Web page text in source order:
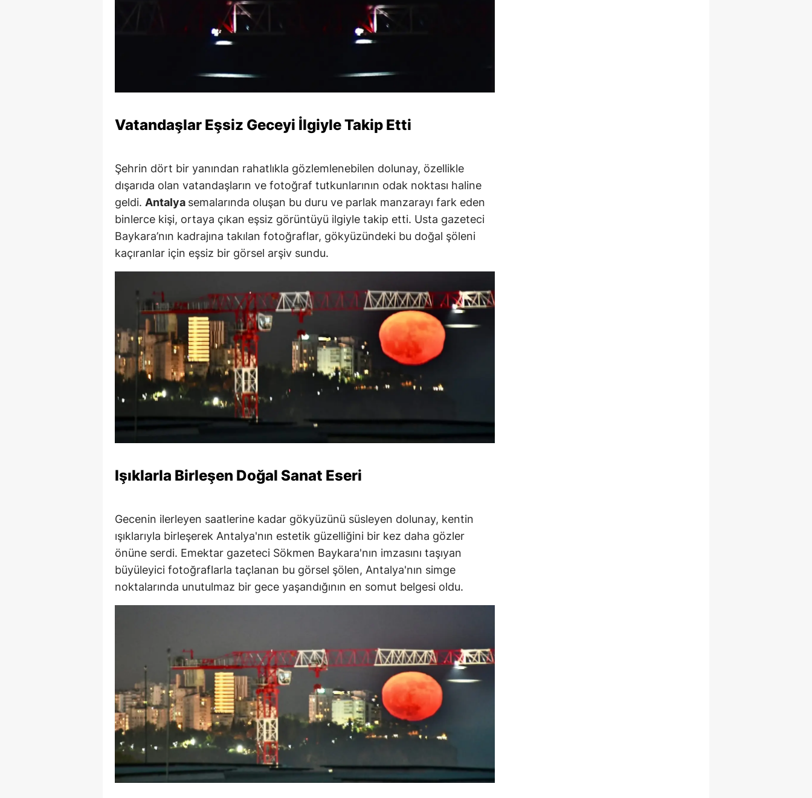
Vatandaşlar Eşsiz Geceyi İlgiyle Takip Etti
Şehrin dört bir yanından rahatlıkla gözlemlenebilen dolunay, özellikle
dışarıda olan vatandaşların ve fotoğraf tutkunlarının odak noktası haline
geldi. Antalya semalarında oluşan bu duru ve parlak manzarayı fark eden
binlerce kişi, ortaya çıkan eşsiz görüntüyü ilgiyle takip etti. Usta gazeteci
Baykara’nın kadrajına takılan fotoğraflar, gökyüzündeki bu doğal şöleni
kaçıranlar için eşsiz bir görsel arşiv sundu.
Işıklarla Birleşen Doğal Sanat Eseri
Gecenin ilerleyen saatlerine kadar gökyüzünü süsleyen dolunay, kentin
ışıklarıyla birleşerek Antalya'nın estetik güzelliğini bir kez daha gözler
önüne serdi. Emektar gazeteci Sökmen Baykara'nın imzasını taşıyan
büyüleyici fotoğraflarla taçlanan bu görsel şölen, Antalya'nın simge
noktalarında unutulmaz bir gece yaşandığının en somut belgesi oldu.